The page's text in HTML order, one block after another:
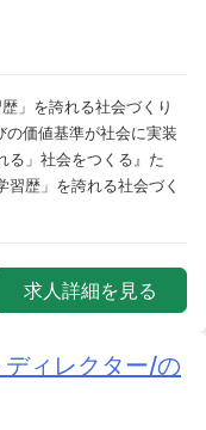
」を誇れる社会づくり
の価値基準が社会に実装
る」社会をつくる』た
歴」を誇れる社会づく
求人詳細を見る
ィレクター/の